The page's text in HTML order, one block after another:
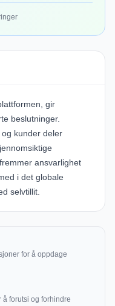
gir
beslutninger.
kunder deler
ansvarlighet
i det globale
selvtillit.
for å oppdage
forutsi og forhindre